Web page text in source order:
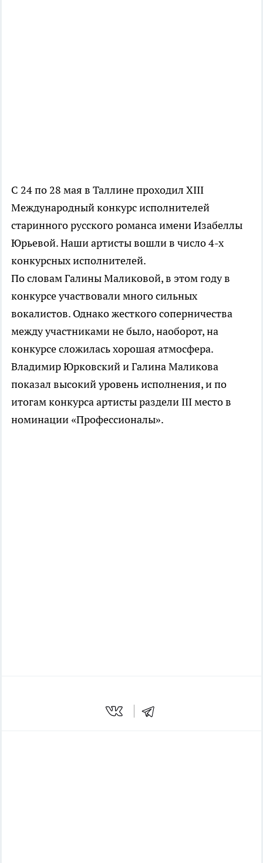
С 24 по 28 мая в Таллине проходил XIII
Международный конкурс исполнителей
старинного русского романса имени Изабеллы
Юрьевой. Наши артисты вошли в число 4-х
конкурсных исполнителей.
По словам Галины Маликовой, в этом году в
конкурсе участвовали много сильных
вокалистов. Однако жесткого соперничества
между участниками не было, наоборот, на
конкурсе сложилась хорошая атмосфера.
Владимир Юрковский и Галина Маликова
показал высокий уровень исполнения, и по
итогам конкурса артисты раздели III место в
номинации «Профессионалы».